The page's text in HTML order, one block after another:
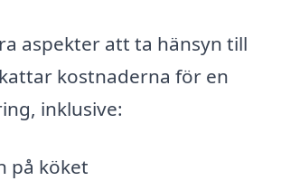
aspekter att ta hänsyn till
kostnaderna för en
inklusive:
på köket